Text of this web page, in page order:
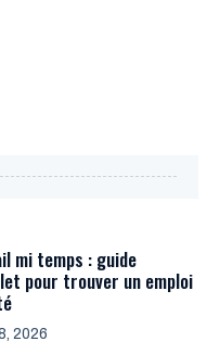
mi temps : guide
pour trouver un emploi
2026